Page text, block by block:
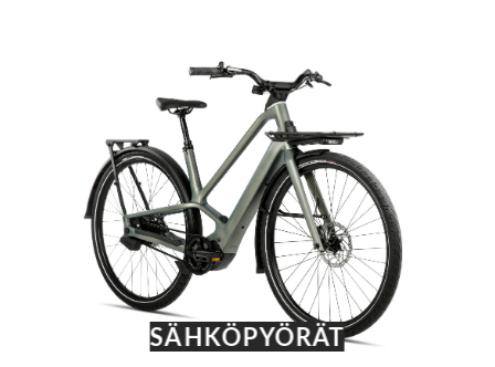
SÄHKÖPYÖRÄT